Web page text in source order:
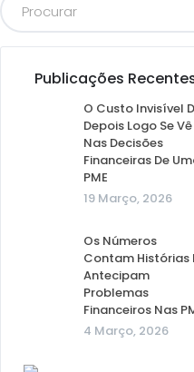
Publicações
O Custo Invisível
Depois Logo Se Vê
Nas Decisões
Financeiras De
PME
19 Março, 2026
Os Números
Contam Histórias
Antecipam
Problemas
Financeiros Nas
4 Março, 2026